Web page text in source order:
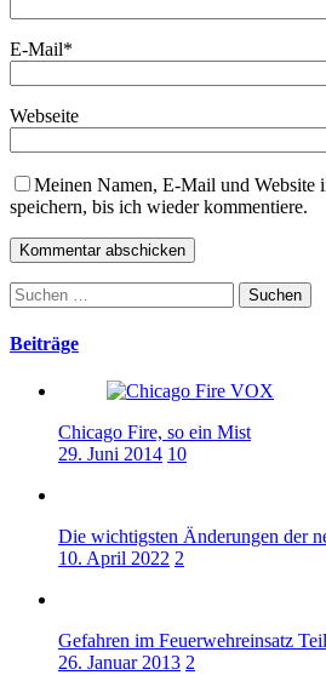
E-Mail*
Webseite
Meinen Namen, E-Mail und Website
speichern, bis ich wieder kommentiere.
Suchen
nach:
Beiträge
Chicago Fire, so ein Mist
29. Juni 2014 10
Die wichtigsten Änderungen der
10. April 2022 2
Gefahren im Feuerwehreinsatz
26. Januar 2013 2